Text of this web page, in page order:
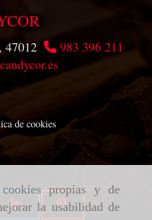
propias y de
la usabilidad de
47012
983 396 211
candycor.es
de cookies